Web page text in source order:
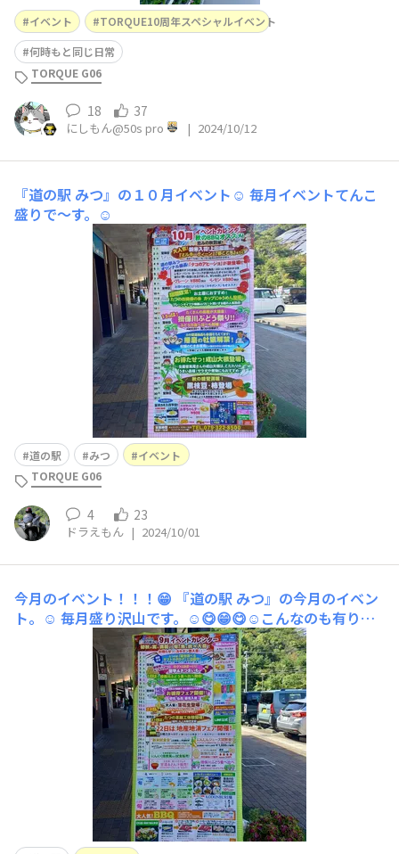
イベント
TORQUE10周年スペシャルイベント
何時もと同じ日常
TORQUE G06
18 37
にしもん@50s pro | 2024/10/12
『道の駅 みつ』の１０月イベント☺️ 毎月イベントてんこ
盛りで〜す。☺️
道の駅 みつ
イベント
TORQUE G06
4 23
ドラえもん | 2024/10/01
今月のイベント！！！😁 『道の駅 みつ』の今月のイベン
ト。☺️ 毎月盛り沢山です。☺️😋😁😋☺️こんなのも有りま
したよ。
運転手付きの車でお越しの際は…。😋🍺😋